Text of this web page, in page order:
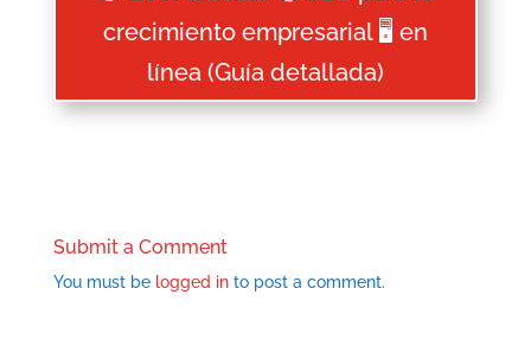
crecimiento empresarial 🖥 en
línea (Guía detallada)
Submit a Comment
You must be logged into post a comment.